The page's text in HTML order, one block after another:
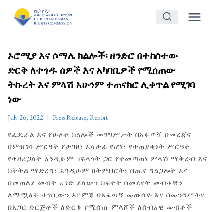
ኦሮሚያ እና ሶማሌ ክልሎች፡ ዘንድሮ በተከሰተው
ድርቅ ለተጎዱ ሰዎች እና አካባቢዎች የሚሰጠው
ትኩረት እና ምላሽ አሁንም ተጠናክሮ ሊቀጥል የሚገባ
ነው
July 26, 2022 Press Release, Report
የፌዴራል እና የሁለቱ ክልሎች መንግሥታት በአፋጣኝ በመረጃና
በምዝገባ ሥርዓት የታገዘ፣ አሳታፊ የሆነ፣ የተጠያቂነት ሥርዓት
የተዘረጋለት እንዲሁም ከፍላጎት ጋር የተመጣጠነ ምላሽ ማቅረብ እና
ክትትል ማድረግ፣ እንዲሁም በትምህርት፣ በጤና ግልጋሎት እና
በመጠለያ መብት ረገድ ያለውን ክፍተት በመለየት መብቶቹን
ለማሟላት ተገቢውን እርምጃ በአፋጣኝ መውሰድ እና በመንግሥትና
በአጋር ድርጅቶች ለድርቁ የሚሰጡ ምላሾች ለሰብአዊ መብቶች